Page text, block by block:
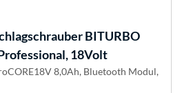
BITURBO
18Volt
8,0Ah, Bluetooth Modul,